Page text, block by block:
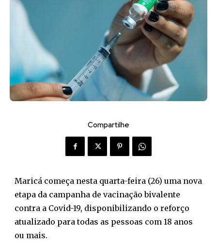
Compartilhe
Maricá começa nesta quarta-feira (26) uma nova
etapa da campanha de vacinação bivalente
contra a Covid-19, disponibilizando o reforço
atualizado para todas as pessoas com 18 anos
ou mais.